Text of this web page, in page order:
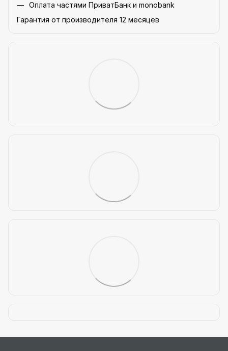
Оплата частями ПриватБанк и monobank
Гарантия от производителя 12 месяцев